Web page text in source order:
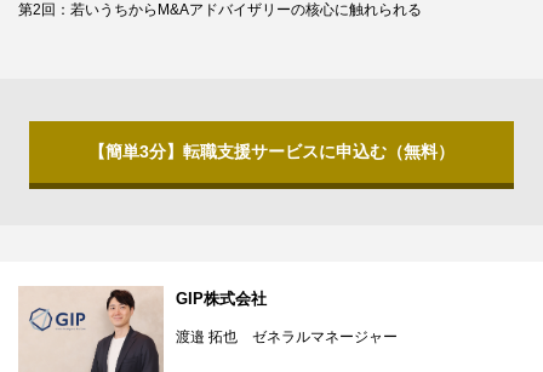
第2回：若いうちからM&Aアドバイザリーの核心に触れられる
【簡単3分】転職支援サービスに申込む（無料）
GIP株式会社
渡邉 拓也 ゼネラルマネージャー